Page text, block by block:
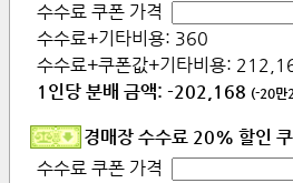
수수료 쿠폰 가격
수수료+기타비용: 360
수수료+쿠폰값+기타비용:
1인당 분배 금액: -202,168 (-20만
경매장 수수료 20% 할인
수수료 쿠폰 가격